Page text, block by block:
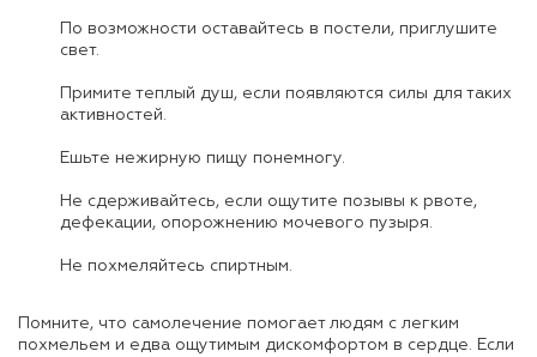
По возможности оставайтесь в постели, приглушите
свет.
Примите теплый душ, если появляются силы для таких
активностей.
Ешьте нежирную пищу понемногу.
Не сдерживайтесь, если ощутите позывы к рвоте,
дефекации, опорожнению мочевого пузыря.
Не похмеляйтесь спиртным.
Помните, что самолечение помогает людям с легким
похмельем и едва ощутимым дискомфортом в сердце. Если